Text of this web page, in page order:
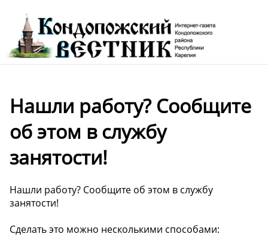
Нашли работу? Сообщите
об этом в службу
занятости!
Нашли работу? Сообщите об этом в службу
занятости!
Сделать это можно несколькими способами: